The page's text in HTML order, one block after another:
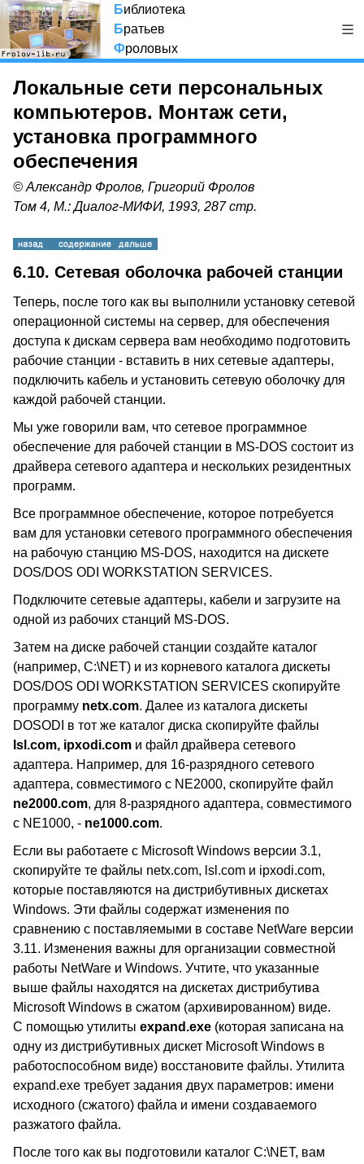
Библиотека
Братьев
Фроловых
Локальные сети персональных
компьютеров. Монтаж сети,
установка программного
обеспечения
© Александр Фролов, Григорий Фролов
Том 4, М.: Диалог-МИФИ, 1993, 287 стр.
6.10. Сетевая оболочка рабочей станции
Теперь, после того как вы выполнили установку сетевой
операционной системы на сервер, для обеспечения
доступа к дискам сервера вам необходимо подготовить
рабочие станции - вставить в них сетевые адаптеры,
подключить кабель и установить сетевую оболочку для
каждой рабочей станции.
Мы уже говорили вам, что сетевое программное
обеспечение для рабочей станции в MS-DOS состоит из
драйвера сетевого адаптера и нескольких резидентных
программ.
Все программное обеспечение, которое потребуется
вам для установки сетевого программного обеспечения
на рабочую станцию MS-DOS, находится на дискете
DOS/DOS ODI WORKSTATION SERVICES.
Подключите сетевые адаптеры, кабели и загрузите на
одной из рабочих станций MS-DOS.
Затем на диске рабочей станции создайте каталог
(например, C:\NET) и из корневого каталога дискеты
DOS/DOS ODI WORKSTATION SERVICES скопируйте
программу netx.com. Далее из каталога дискеты
DOSODI в тот же каталог диска скопируйте файлы
lsl.com, ipxodi.com и файл драйвера сетевого
адаптера. Например, для 16-разрядного сетевого
адаптера, совместимого с NE2000, скопируйте файл
ne2000.com, для 8-разрядного адаптера, совместимого
с NE1000, - ne1000.com.
Если вы работаете с Microsoft Windows версии 3.1,
скопируйте те файлы netx.com, lsl.com и ipxodi.com,
которые поставляются на дистрибутивных дискетах
Windows. Эти файлы содержат изменения по
сравнению с поставляемыми в составе NetWare версии
3.11. Изменения важны для организации совместной
работы NetWare и Windows. Учтите, что указанные
выше файлы находятся на дискетах дистрибутива
Microsoft Windows в сжатом (архивированном) виде.
С помощью утилиты expand.exe (которая записана на
одну из дистрибутивных дискет Microsoft Windows в
работоспособном виде) восстановите файлы. Утилита
expand.exe требует задания двух параметров: имени
исходного (сжатого) файла и имени создаваемого
разжатого файла.
После того как вы подготовили каталог C:\NET, вам